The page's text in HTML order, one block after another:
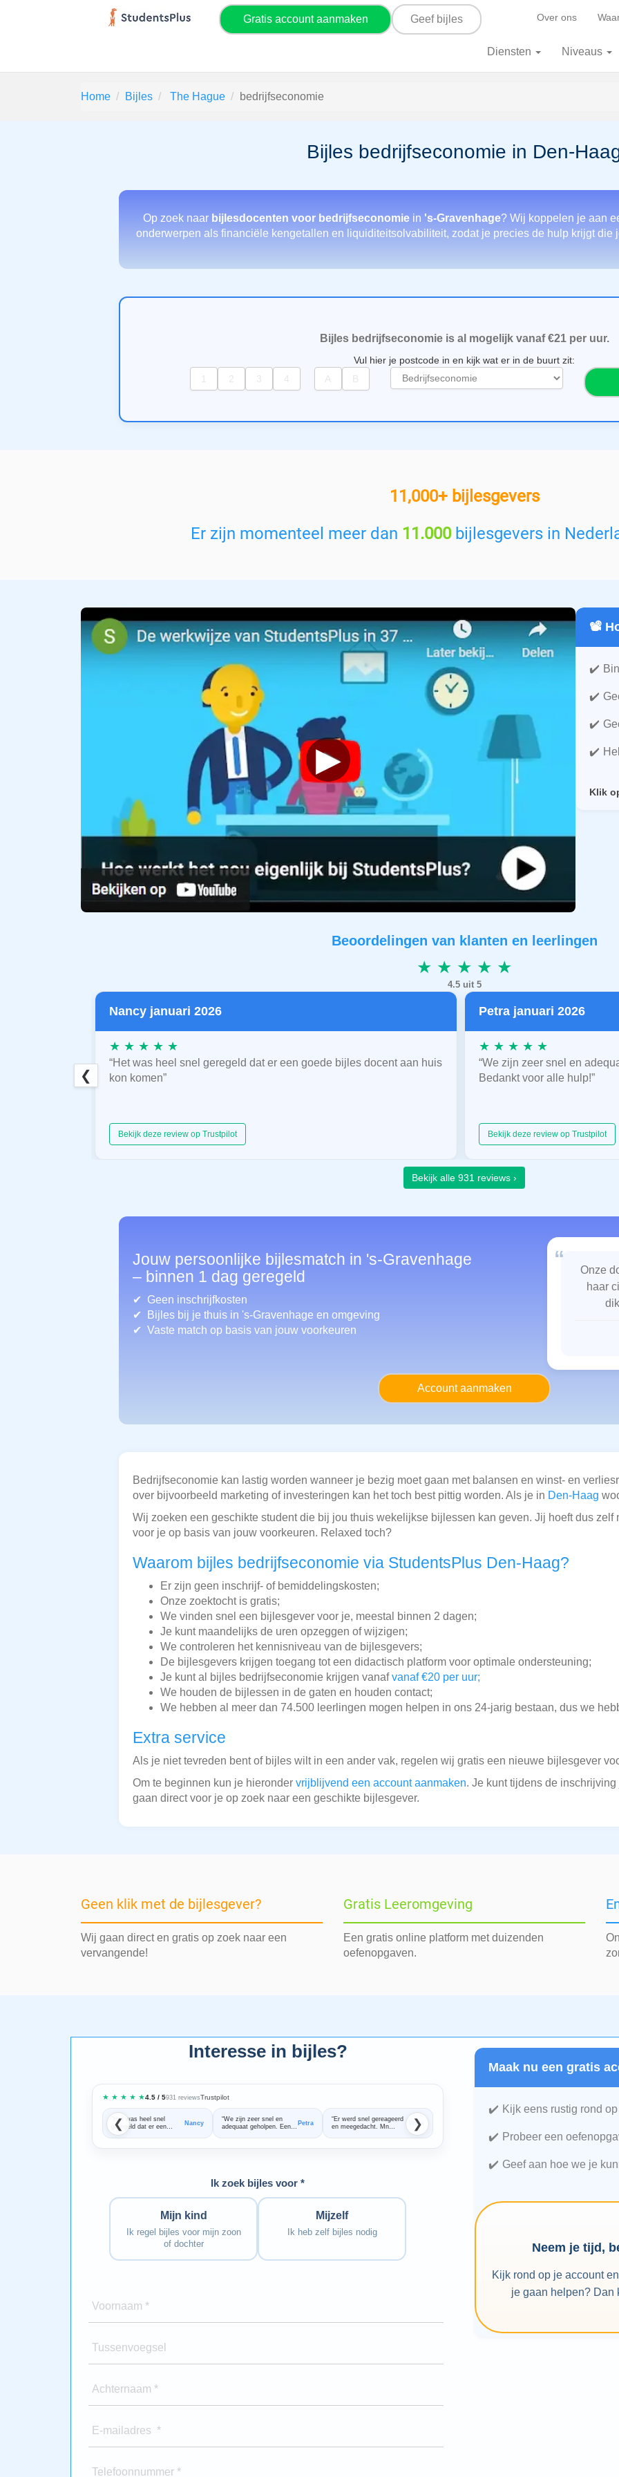
Gratis account aanmaken Geef bijles Over ons
Diensten Niveaus
Home Bijles The Hague bedrijfseconomie
Bijles bedrijfseconomie in Den-
Op zoek naar bijlesdocenten voor bedrijfseconomiein 's-Gravenhage? Wij koppelen je aan
onderwerpen als financiële kengetallen en liquiditeitsolvabiliteit, zodat je precies de hulp krijgt die
Bijles bedrijfseconomie is al mogelijk vanaf €21 per uur.
Vul hier je postcode in en kijk wat er in de buurt zit:
e
e
n
11,000+ bijlesgevers
Er zijn momenteel meer dan 11.000bijlesgevers in
▶
📽️
Klik
Beoordelingen van klanten en leerlingen
★ ★ ★ ★ ★
4.5 uit 5
Nancy januari 2026
★ ★ ★ ★ ★
“Het was heel snel geregeld dat er een goede bijles docent aan huis
kon komen”
Bekijk deze review op Trustpilot
Petra januari 2026
★ ★ ★ ★ ★
“We zijn zeer snel en
Bedankt voor alle hulp!”
Bekijk deze review op Trustpilot
❮
Bekijk alle 931 reviews ›
Jouw persoonlijke bijlesmatch in 's-Gravenhage
– binnen 1 dag geregeld
Geen inschrijfkosten
Bijles bij je thuis in 's-Gravenhage en omgeving
Vaste match op basis van jouw voorkeuren
“
Onze
haar
Account aanmaken
Bedrijfseconomie kan lastig worden wanneer je bezig moet gaan met balansen en winst- en
over bijvoorbeeld marketing of investeringen kan het toch best pittig worden. Als je in Den-Haag
Wij zoeken een geschikte student die bij jou thuis wekelijkse bijlessen kan geven. Jij hoeft dus zelf
voor je op basis van jouw voorkeuren. Relaxed toch?
Waarom bijles bedrijfseconomie via StudentsPlus Den-Haag?
Er zijn geen inschrijf- of bemiddelingskosten;
Onze zoektocht is gratis;
We vinden snel een bijlesgever voor je, meestal binnen 2 dagen;
Je kunt maandelijks de uren opzeggen of wijzigen;
We controleren het kennisniveau van de bijlesgevers;
De bijlesgevers krijgen toegang tot een didactisch platform voor optimale ondersteuning;
Je kunt al bijles bedrijfseconomie krijgen vanafvanaf €20 per uur;
We houden de bijlessen in de gaten en houden contact;
We hebben al meer dan 74.500 leerlingen mogen helpen in ons 24-jarig bestaan, dus we
Extra service
Als je niet tevreden bent of bijles wilt in een ander vak, regelen wij gratis een nieuwe bijlesgever
Om te beginnen kun je hieronder vrijblijvend een account aanmaken. Je kunt tijdens de
gaan direct voor je op zoek naar een geschikte bijlesgever.
Geen klik met de bijlesgever?
Wij gaan direct en gratis op zoek naar een
vervangende!
Gratis Leeromgeving
Een gratis online platform met duizenden
oefenopgaven.
Interesse in bijles?
★ ★ ★ ★ ★4.5 / 5931 reviewsTrustpilot
“Het was heel snel
geregeld dat er een
goede bijles docent aan
Nancy
“We zijn zeer snel en
adequaat geholpen. Een
Petra
“Er werd snel gereageerd
en meegedacht. Mn
Wiskunde. Ze haalde
Wies
Twee dagen later stond
er al iemand op de
match op wiskunde
professioneel.”
❮ ❯
Ik zoek bijles voor *
Mijn kind
Ik regel bijles voor mijn zoon
of dochter
Mijzelf
Ik heb zelf bijles nodig
Voornaam *
Tussenvoegsel
Achternaam *
E-mailadres *
Telefoonnummer *
Maak nu een gratis
Kijk eens rustig rond
Probeer een
Geef aan hoe we je
Neem je tijd,
Kijk rond op je account
je gaan helpen? Dan